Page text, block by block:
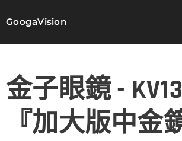
GoogaVision
金子眼鏡 -
『加大版中金